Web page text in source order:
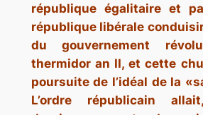
république égalitaire et
république libérale
du gouvernement
thermidor an II, et cette
poursuite de l’idéal de la
L’ordre républicain